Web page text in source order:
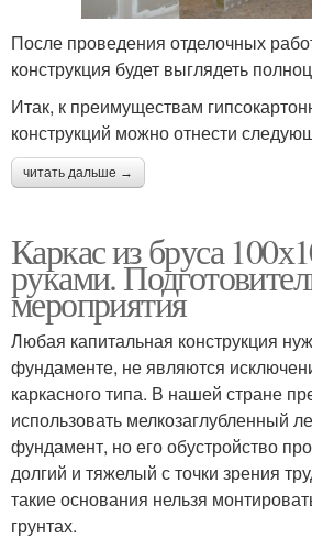
После проведения отделочных
конструкция будет выглядеть
Итак, к преимуществам
конструкций можно отнести
читать дальше →
Каркас из бруса
руками.
мероприятия
Любая капитальная конструкция
фундаменте, не являются
каркасного типа. В нашей стране
использовать мелкозаглубленный
фундамент, но его обустройство
долгий и тяжелый с точки зрения
такие основания нельзя
грунтах.